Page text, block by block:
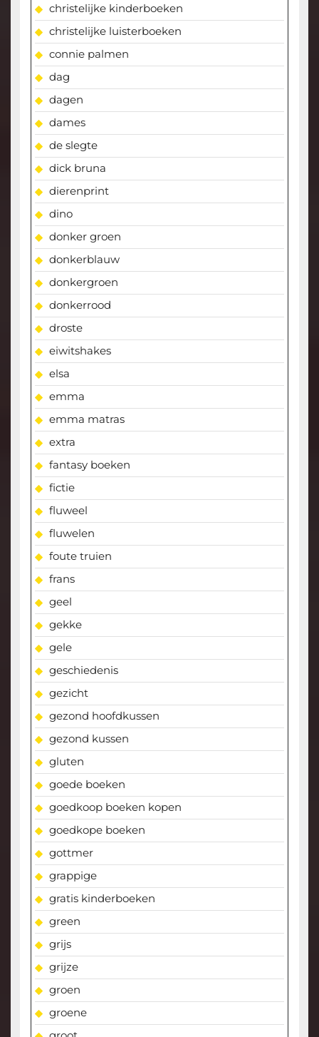
christelijke kinderboeken
christelijke luisterboeken
connie palmen
dag
dagen
dames
de slegte
dick bruna
dierenprint
dino
donker groen
donkerblauw
donkergroen
donkerrood
droste
eiwitshakes
elsa
emma
emma matras
extra
fantasy boeken
fictie
fluweel
fluwelen
foute truien
frans
geel
gekke
gele
geschiedenis
gezicht
gezond hoofdkussen
gezond kussen
gluten
goede boeken
goedkoop boeken kopen
goedkope boeken
gottmer
grappige
gratis kinderboeken
green
grijs
grijze
groen
groene